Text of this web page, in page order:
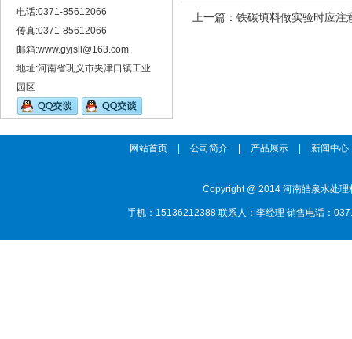
电话:0371-85612066
传真:0371-85612066
邮箱:www.gyjsll@163.com
地址:河南省巩义市夹津口镇工业
园区
上一篇： 铁碳填料做实验时应注
网站首页 公司简介 产品展示 新闻中心
Copyright @ 2014 河南皓泉水处
手机：15136212388 联系人：李经理 销售电话：